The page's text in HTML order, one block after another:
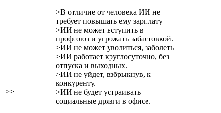
>>
>В отличие от человека ИИ не
требует повышать ему зарплату
>ИИ не может вступить в
профсоюз и угрожать забастовкой.
>ИИ не может уволиться, заболеть
>ИИ работает круглосуточно, без
отпуска и выходных.
>ИИ не уйдет, взбрыкнув, к
конкуренту.
>ИИ не будет устраивать
социальные дрязги в офисе.